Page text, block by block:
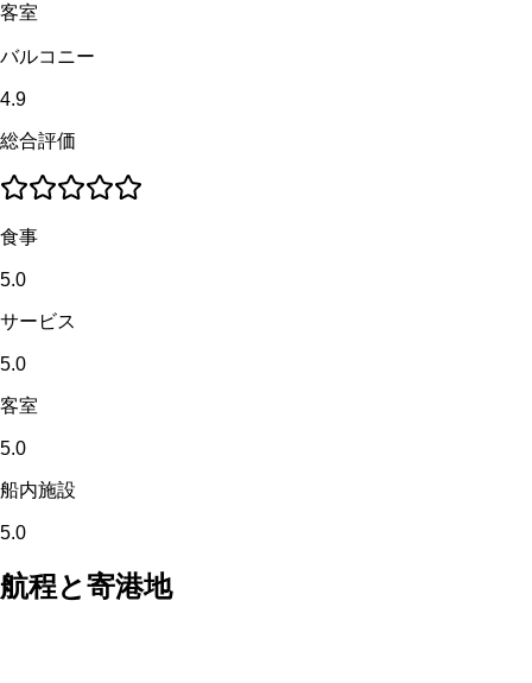
客室
バルコニー
4.9
総合評価
食事
5.0
サービス
5.0
客室
5.0
船内施設
5.0
航程と寄港地